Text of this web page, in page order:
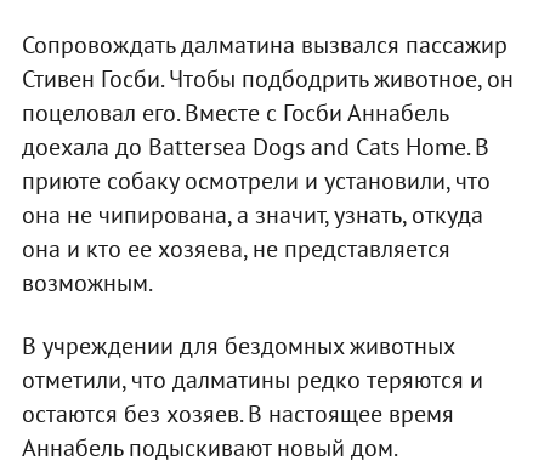
Сопровождать далматина вызвался пассажир
Стивен Госби. Чтобы подбодрить животное, он
поцеловал его. Вместе с Госби Аннабель
доехала до Battersea Dogs and Cats Home. В
приюте собаку осмотрели и установили, что
она не чипирована, а значит, узнать, откуда
она и кто ее хозяева, не представляется
возможным.
В учреждении для бездомных животных
отметили, что далматины редко теряются и
остаются без хозяев. В настоящее время
Аннабель подыскивают новый дом.